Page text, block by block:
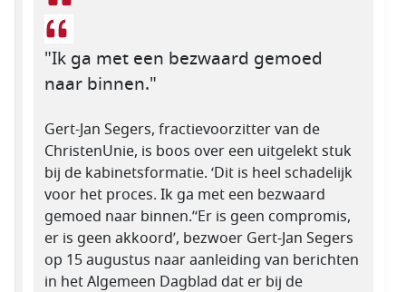
"Ik ga met een bezwaard gemoed
naar binnen."
Gert-Jan Segers, fractievoorzitter van de
ChristenUnie, is boos over een uitgelekt stuk
bij de kabinetsformatie. ‘Dit is heel schadelijk
voor het proces. Ik ga met een bezwaard
gemoed naar binnen.’‘Er is geen compromis,
er is geen akkoord’, bezwoer Gert-Jan Segers
op 15 augustus naar aanleiding van berichten
in het Algemeen Dagblad dat er bij de